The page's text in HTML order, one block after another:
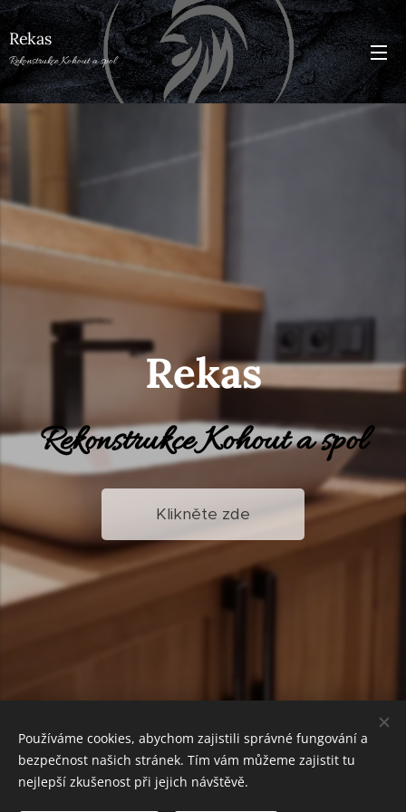
Rekas
Rekonstrukce Kohout a spol
Rekas
RekonstrukceKohout a spol
Klikněte zde
Používáme cookies, abychom zajistili správné fungování a
bezpečnost našich stránek. Tím vám můžeme zajistit tu
nejlepší zkušenost při jejich návštěvě.